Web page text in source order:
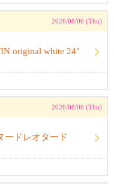
2026/08/06 (Thu)
original white 24"
2026/08/06 (Thu)
ードレオタード